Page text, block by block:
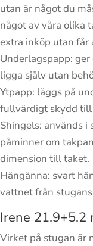
utan är något du
något av våra olika
extra inköp utan
Underlagspapp:
ligga själv utan
Ytpapp: läggs på
fullvärdigt skydd
Shingels: används
påminner om
dimension till taket.
Hängänna: svart
vattnet från
Irene 21.9+5.2
Virket på stugan är